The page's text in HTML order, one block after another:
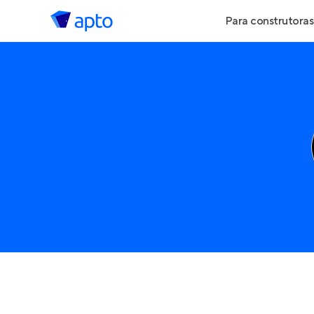
Para construtoras
Geração de
Maiores
Anunciar